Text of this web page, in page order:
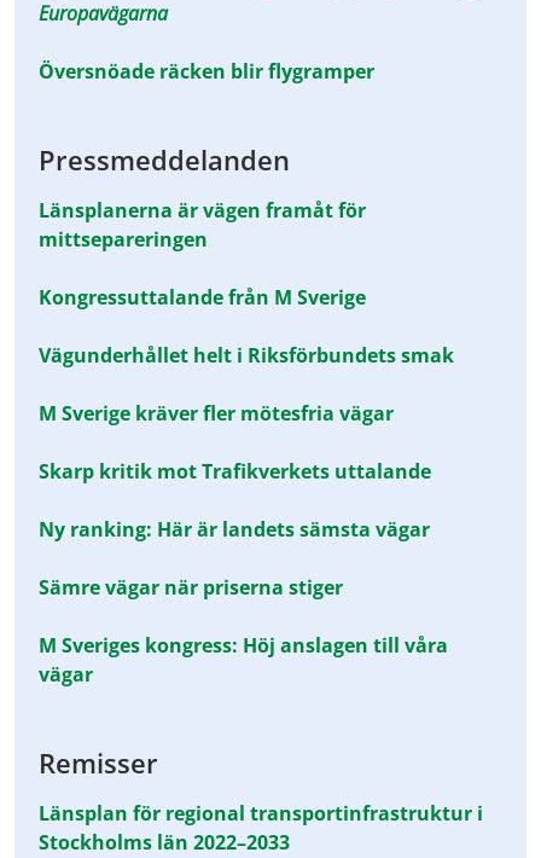
Europavägarna
Översnöade räcken blir flygramper
Pressmeddelanden
Länsplanerna är vägen framåt för
mittsepareringen
Kongressuttalande från M Sverige
Vägunderhållet helt i Riksförbundets smak
M Sverige kräver fler mötesfria vägar
Skarp kritik mot Trafikverkets uttalande
Ny ranking: Här är landets sämsta vägar
Sämre vägar när priserna stiger
M Sveriges kongress: Höj anslagen till våra
vägar
Remisser
Länsplan för regional transportinfrastruktur i
Stockholms län 2022–2033